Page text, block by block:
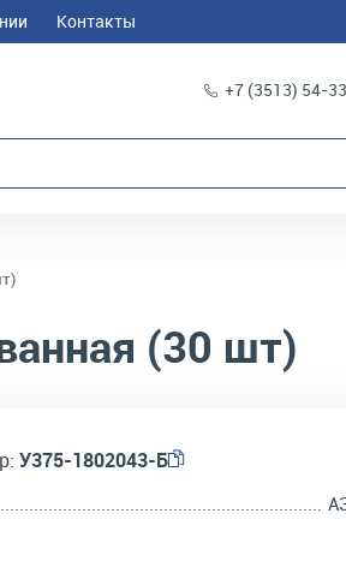
Контакты
+7 (3513) 54-
(30 шт)
У375-1802043-Б